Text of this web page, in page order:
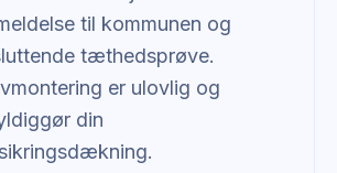
til kommunen og
tæthedsprøve.
er ulovlig og
din